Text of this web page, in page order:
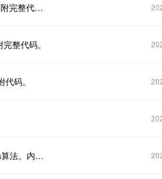
什么是遗传算法？详述遗传算法的原理？用C语言实现遗传算法。内附完整代码。
整代码。
码。
什么是Dijkstra算法？详述Dijkstra算法的原理？用C语言实现Dijkstra算法。内附完整代码。